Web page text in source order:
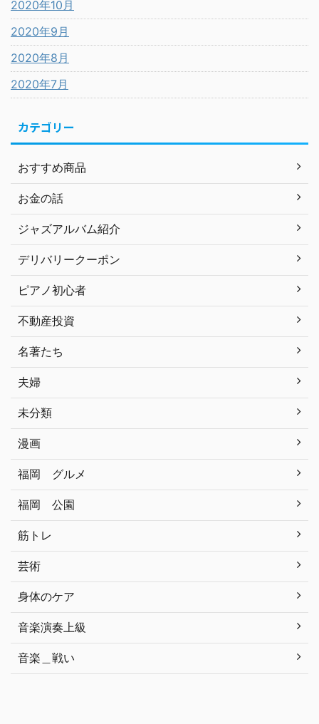
2020年10月
2020年9月
2020年8月
2020年7月
カテゴリー
おすすめ商品
お金の話
ジャズアルバム紹介
デリバリークーポン
ピアノ初心者
不動産投資
名著たち
夫婦
未分類
漫画
福岡 グルメ
福岡 公園
筋トレ
芸術
身体のケア
音楽演奏上級
音楽＿戦い